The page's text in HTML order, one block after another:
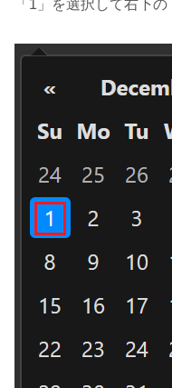
「1」を選択して右下